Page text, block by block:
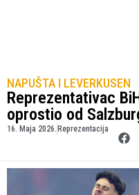
NAPUŠTA I LEVERKUSEN
Reprezentativac
oprostio od
16. Maja 2026. Reprezentacija